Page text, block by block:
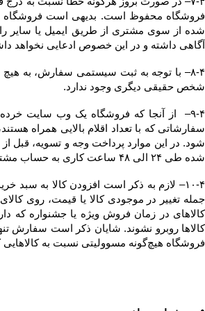
آگاهی داشته و در این خصوص ادعایی نخواهد
شخص حقیقی دیگری وجود ندارد.
شده طی ۲۴ الی ۴۸ ساعت کاری به حساب مشتری عودت داده خواهد شد.
فروشگاه هیچ‌گونه مسوولیتی نسبت به کالاهایی که در سبد خرید رها شده است یا پروسه سفارش تکمیل نشده و تکمیل وجه نشده ، ندارد.